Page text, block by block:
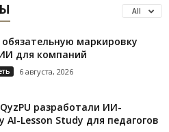
All
маркировку
для компаний
6 августа, 2026
разработали ИИ-
AI-Lesson Study для педагогов